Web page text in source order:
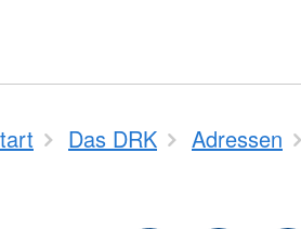
Das DRK Adressen